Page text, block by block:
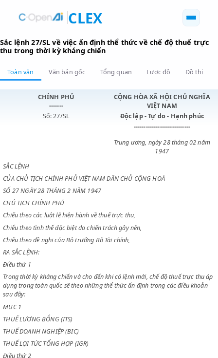
CLEX
Sắc lệnh 27/SL về việc ấn định thể thức về chế độ thuế
thu trong thời kỳ kháng chiến
Toàn văn
CHÍNH PHỦ
-------
CỘNG HÒA XÃ HỘI CHỦ
VIỆT NAM
Độc lập - Tự do - Hạnh
----------------------------
SẮC LỆNH
CỦA CHỦ TỊCH CHÍNH PHỦ VIỆT NAM DÂN CHỦ CỘNG HOÀ
SỐ 27 NGÀY 28 THÁNG 2 NĂM 1947
CHỦ TỊCH CHÍNH PHỦ
Chiểu theo các luật lệ hiện hành về thuế trực thu,
Chiểu theo tình thế đặc biệt do chiến trách gây nên,
Chiểu theo đề nghị của Bộ trưởng Bộ Tài chính,
RA SẮC LỆNH:
Điều thứ 1
Trong thời kỳ kháng chiến và cho đến khi có lệnh mới, chế độ thuế trực
dụng trong toàn quốc sẽ theo những thể thức ấn định trong các điều
sau đây:
MỤC 1
THUẾ LƯƠNG BỔNG (ITS)